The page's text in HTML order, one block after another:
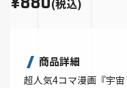
(税込)
商品詳細
超人気4コマ漫画『宇